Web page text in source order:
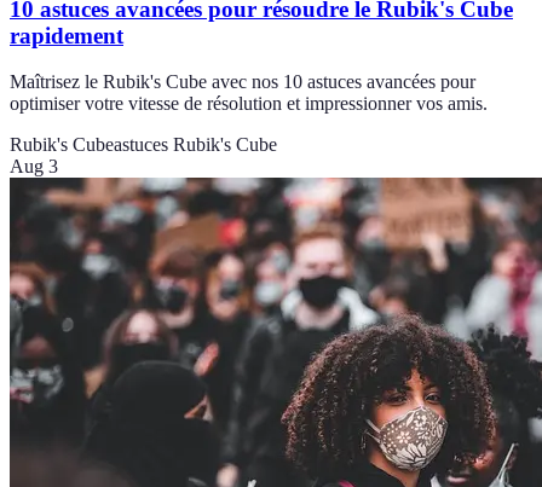
10 astuces avancées pour résoudre le Rubik's Cube
rapidement
Maîtrisez le Rubik's Cube avec nos 10 astuces avancées pour
optimiser votre vitesse de résolution et impressionner vos amis.
Rubik's Cubeastuces Rubik's Cube
Aug 3